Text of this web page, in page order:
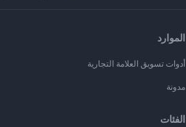
الموارد
أدوات تسويق العلامة التجارية
مدونة
الفئات